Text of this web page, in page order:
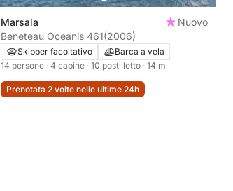
Marsala
Nuovo
Beneteau Oceanis 461(2006)
Skipper facoltativo
Barca a vela
14 persone · 4 cabine · 10 posti letto · 14 m
Prenotata 2 volte nelle ultime 24h